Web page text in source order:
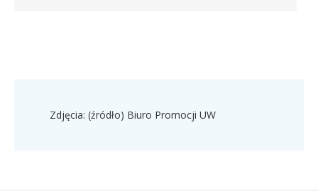
Zdjęcia: (źródło) Biuro Promocji UW